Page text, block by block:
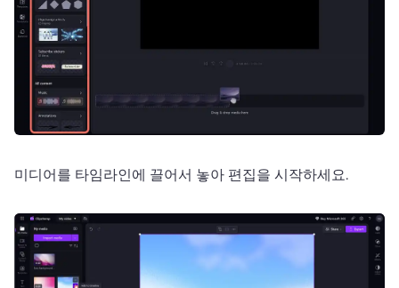
미디어를 타임라인에 끌어서 놓아 편집을 시작하세요.